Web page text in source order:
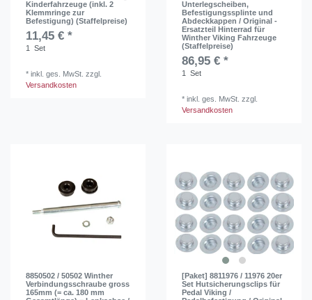
Kinderfahrzeuge (inkl. 2
Klemmringe zur
Befestigung) (Staffelpreise)
11,45 € *
1 Set
*inkl. ges. MwSt. zzgl.
Versandkosten
Unterlegscheiben,
Befestigungssplinte und
Abdeckkappen / Original -
Ersatzteil Hinterrad für
Winther Viking Fahrzeuge
(Staffelpreise)
86,95 € *
1 Set
*inkl. ges. MwSt. zzgl.
Versandkosten
8850502 / 50502 Winther
Verbindungsschraube gross
165mm (= ca. 180 mm
[Paket] 8811976 / 11976 20er
Set Hutsicherungsclips für
Pedal Viking /